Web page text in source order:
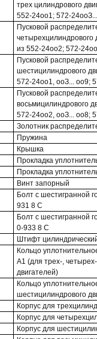
трех цилиндрового
552-24оо1; 572-
Пусковой
четырехцилиндрового
из 552-24оо2; 572-
Пусковой
шестицилиндрового
572-24оо1, ооЗ... оо9;
Пусковой
восьмицилиндрового
572-24оо2, ооЗ... оо8;
Золотник
Пружина
Крышка
Прокладка
Прокладка
Винт запорный
Болт с шестигранной
931 8 С
Болт с шестигранной
0-933 8 С
Штифт
Кольцо
А1 (для трех-,
двигателей)
Кольцо
шестицилиндрового
Корпус для
Корпус для
Корпус для